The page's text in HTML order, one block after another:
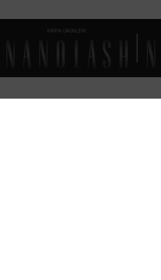
KİRPİK ÜRÜNLERİ